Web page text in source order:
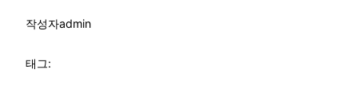
작성자admin
태그: